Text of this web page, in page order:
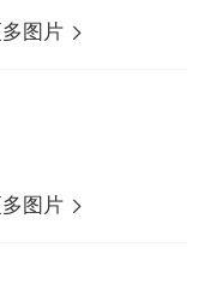
图片
图片